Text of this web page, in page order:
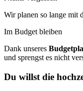
Wir planen so lange mit
Im Budget bleiben
Dank unseres
und sprengst es nicht
Du willst die